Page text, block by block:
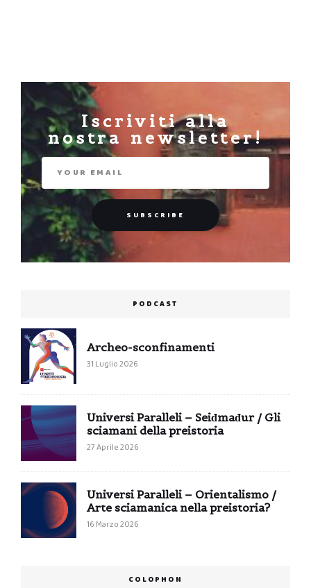
Iscriviti alla
nostra newsletter!
PODCAST
Archeo-sconfinamenti
31 Luglio 2026
Universi Paralleli – Seiđmađur / Gli
sciamani della preistoria
27 Aprile 2026
Universi Paralleli – Orientalismo /
Arte sciamanica nella preistoria?
16 Marzo 2026
COLOPHON